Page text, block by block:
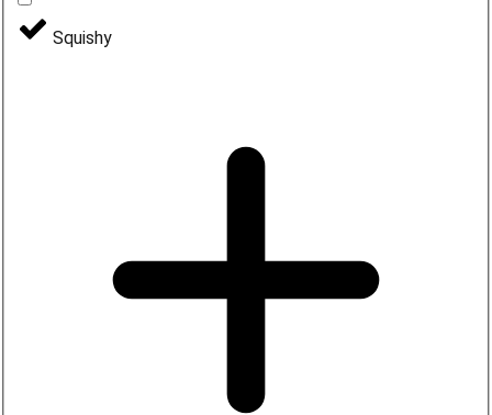
Squishy